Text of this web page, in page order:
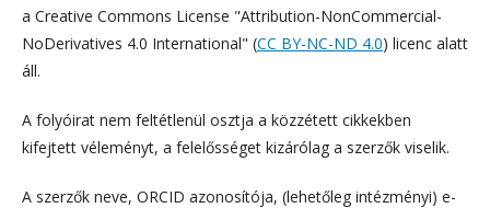
a Creative Commons License "Attribution-NonCommercial-
NoDerivatives 4.0 International" (CC BY-NC-ND 4.0) licenc alatt
áll.
A folyóirat nem feltétlenül osztja a közzétett cikkekben
kifejtett véleményt, a felelősséget kizárólag a szerzők viselik.
A szerzők neve, ORCID azonosítója, (lehetőleg intézményi) e-